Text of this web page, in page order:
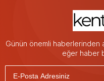
Günün önemli haberlerinden
eğer haber